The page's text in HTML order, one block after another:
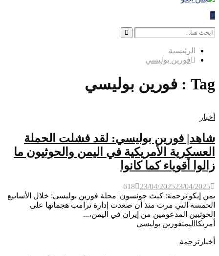
Search
for:
Search
الرئيسية
فورين بوليسي
Tag : فورين بوليسي
أخبار
شاهد| فورين بوليسي: لقد فشلت الحملة
العسكرية الأمريكية في اليمن والحوثيون ما
زالوا أقوياء كما كانوا
23/04/202523/04/2025
618
يمن إيكو|ترجمة: كيث جونسون| مجلة فورين بوليسي: خلال الأسابيع
الخمسة التي مرت منذ أن صعدت إدارة ترامب هجماتها على
الحوثيين المدعومين من إيران في اليمن،...
أمريكااليمنفورين بوليسي
أخبار ترجمة